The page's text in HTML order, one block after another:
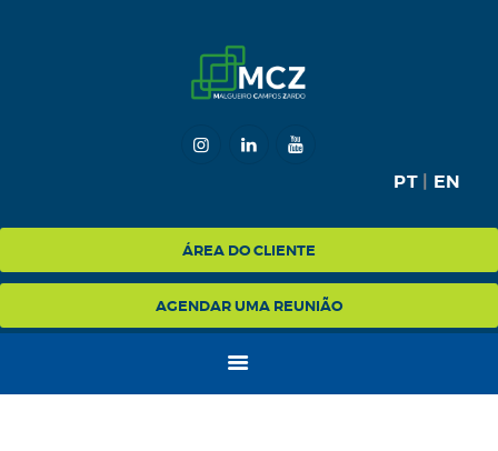
PT| EN
ÁREA DO CLIENTE
AGENDAR UMA REUNIÃO
NA MÍDIA
BLOG
CONTATO